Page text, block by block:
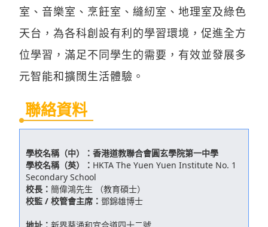
室、音樂室、烹飪室、縫紉室、地理室及綠色
天台，為各科創設有利的學習環境，促進全方
位學習，滿足不同學生的需要，有效並發展多
元智能和擴闊生活體驗。
聯絡資料
學校名稱（中）： 香港道教聯合會圓玄學院第一中學
學校名稱（英）： HKTA The Yuen Yuen Institute No. 1
Secondary School
校長： 簡偉鴻先生 （教育碩士）
校監 / 校管會主席： 鄧錦雄博士